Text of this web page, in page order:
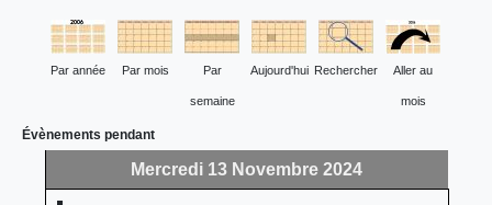
Par année Par mois Par
semaine
Aujourd'hui Rechercher Aller au
mois
Évènements pendant
Mercredi 13 Novembre 2024